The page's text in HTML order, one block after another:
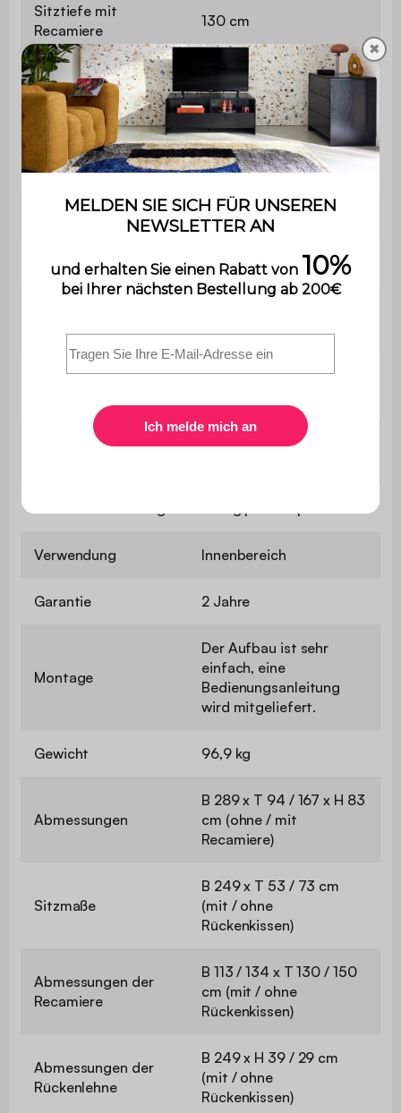
Sitztiefe mit
Recamiere
130 cm
Breite der Armlehne 20 cm
Sitzhärte Ausgewogen
Schlaffunktion Ja
Schlafbenutzung Gelegentlich
Härtegrad Matratze Ausgeglichen
Länge der
Breite der
144 cm
Verwendung Innenbereich
Garantie 2 Jahre
Montage
Der Aufbau ist sehr
einfach, eine
Bedienungsanleitung
wird mitgeliefert.
Gewicht 96,9 kg
Abmessungen
B 289 x T 94 / 167 x H 83
cm (ohne / mit
Recamiere)
Sitzmaße
B 249 x T 53 / 73 cm
(mit / ohne
Rückenkissen)
Abmessungen der
Recamiere
B 113 / 134 x T 130 / 150
cm (mit / ohne
Rückenkissen)
Abmessungen der
Rückenlehne
B 249 x H 39 / 29 cm
(mit / ohne
Rückenkissen)
✖